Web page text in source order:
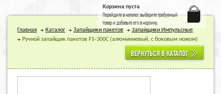
Корзина пуста
Перейдите вкаталог, выберите требуемый
товар и добавьте его в корзину.
Главная Каталог Запайщики пакетов
Запайщики Импульсные
Ручной запайщик пакетов FS-300С (алюминиевый, с боковым ножом)
ВЕРНУТЬСЯ В КАТАЛОГ